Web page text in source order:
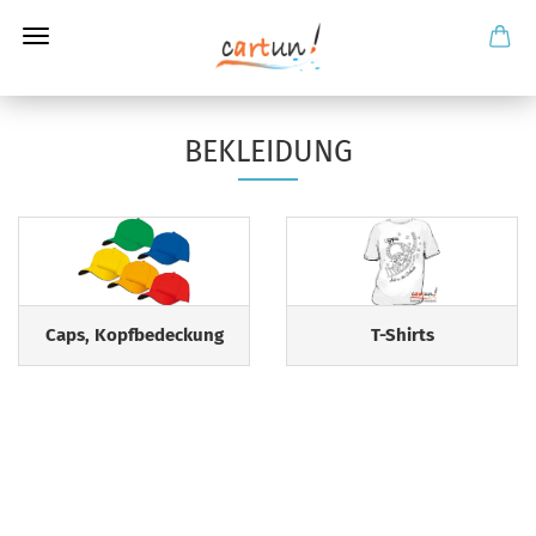
BEKLEIDUNG
Caps, Kopfbedeckung T-Shirts